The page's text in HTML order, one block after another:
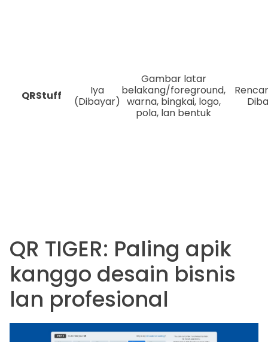
QRStuff
Iya
(Dibayar)
Gambar latar
belakang/foreground,
warna, bingkai, logo,
pola, lan bentuk
QR TIGER: Paling apik
kanggo desain bisnis
lan profesional